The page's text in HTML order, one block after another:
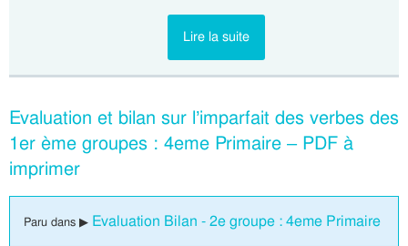
Lire la suite
Evaluation et bilan sur l’imparfait des verbes des
1er ème groupes : 4eme Primaire – PDF à
imprimer
Paru dans ▶ Evaluation Bilan - 2e groupe : 4eme Primaire